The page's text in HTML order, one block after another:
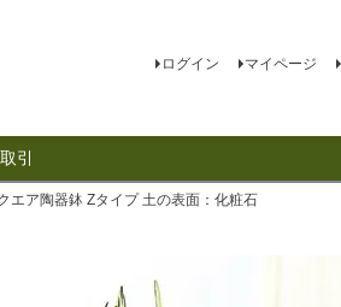
ログイン マイページ
引
検索
エア陶器鉢 Zタイプ 土の表面：化粧石